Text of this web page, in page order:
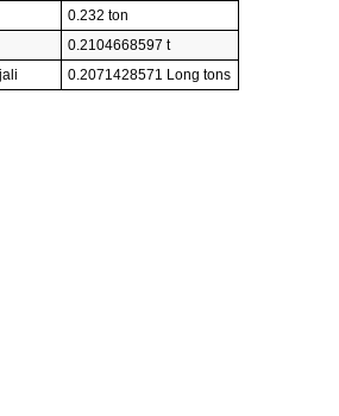
0.232 ton
0.2104668597 t
0.2071428571 Long tons